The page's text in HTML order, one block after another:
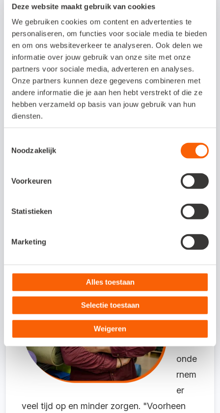
Deze website maakt gebruik van cookies
We gebruiken cookies om content en advertenties te
personaliseren, om functies voor sociale media te bieden
en om ons websiteverkeer te analyseren. Ook delen we
informatie over jouw gebruik van onze site met onze
partners voor sociale media, adverteren en analyses.
Onze partners kunnen deze gegevens combineren met
andere informatie die je aan hen hebt verstrekt of die ze
hebben verzameld op basis van jouw gebruik van hun
diensten.
Noodzakelijk
Voorkeuren
Statistieken
Marketing
Alles toestaan
Selectie toestaan
Weigeren
Ook bij de verkoop is de geoliede
administratie een uitkomst. "Als een klant
iets bestelt, wordt de voorraad meteen
bijgewerkt op alle drie de verkoopkanalen.
En de administratie boekt meteen in via
welke bron de verkoop plaatsvindt. Verder
houdt Snelstart precies bij wat er op is of
bijna uitverkocht is en geeft besteladviezen
bij de inkoop, waarbij het programma zelfs
bestelbedrag of franco levering. Zo kunnen
Facturen intypen
Deze
werk
lever
t de
onde
rnem
er
veel tijd op en minder zorgen. "Voorheen